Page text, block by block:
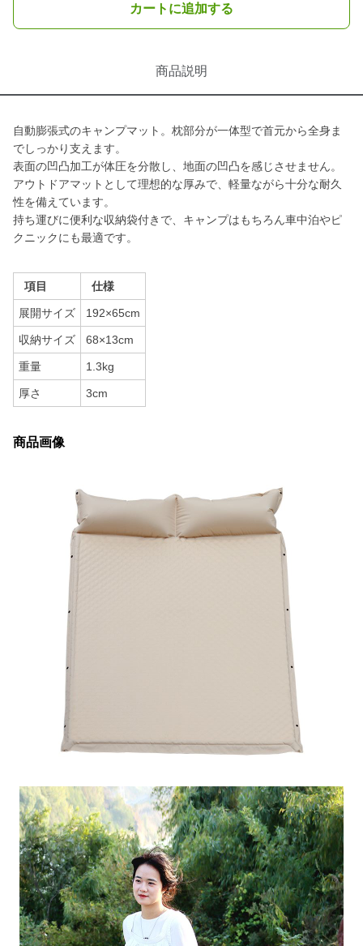
カートに追加する
商品説明
自動膨張式のキャンプマット。枕部分が一体型で首元から全身ま
でしっかり支えます。
表面の凹凸加工が体圧を分散し、地面の凹凸を感じさせません。
アウトドアマットとして理想的な厚みで、軽量ながら十分な耐久
性を備えています。
持ち運びに便利な収納袋付きで、キャンプはもちろん車中泊やピ
クニックにも最適です。
項目 仕様
展開サイズ 192×65cm
収納サイズ 68×13cm
重量 1.3kg
厚さ 3cm
商品画像